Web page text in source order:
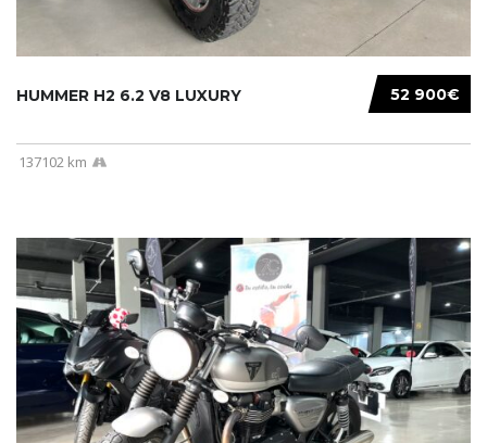
52 900€
HUMMER H2 6.2 V8 LUXURY
137102 km